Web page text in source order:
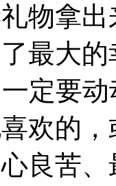
物拿
最大的
定要动
欢的
良苦